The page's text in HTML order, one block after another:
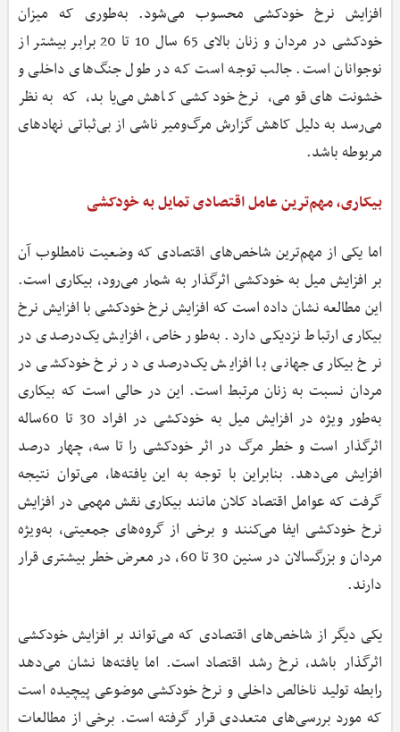
افزایش نرخ خودکشی محسوب می‌شود. به‌طوری که میزان
خودکشی در مردان و زنان بالای 65 سال 10 تا 20 برابر بیشتر از
نوجوانان است. جالب توجه است که در طول جنگ‌های داخلی و
خشونت‌های قومی، نرخ خودکشی کاهش می‌یابد، که به نظر
می‌رسد به دلیل کاهش گزارش مرگ‌ومیر ناشی از بی‌ثباتی نهادهای
مربوطه باشد.
بیکاری، مهم‌ترین عامل اقتصادی تمایل به خودکشی
اما یکی از مهم‌ترین شاخص‌های اقتصادی که وضعیت نامطلوب آن
بر افزایش میل به خودکشی اثرگذار به شمار می‌رود، بیکاری است.
این مطالعه نشان داده است که افزایش نرخ خودکشی با افزایش نرخ
بیکاری ارتباط نزدیکی دارد. به‌طور خاص، افزایش یک‌درصدی در
نرخ بیکاری جهانی با افزایش یک‌درصدی در نرخ خودکشی در
مردان نسبت به زنان مرتبط است. این در حالی است که بیکاری
به‌طور ویژه در افزایش میل به خودکشی در افراد 30 تا 60‌ساله
اثرگذار است و خطر مرگ در اثر خودکشی را تا سه، ‌چهار درصد
افزایش می‌دهد. بنابراین با توجه به این یافته‌ها، می‌توان نتیجه
گرفت که عوامل اقتصاد کلان مانند بیکاری نقش مهمی در افزایش
نرخ خودکشی ایفا می‌کنند و برخی از گروه‌های جمعیتی، به‌ویژه
مردان و بزرگسالان در سنین 30 تا 60، در معرض خطر بیشتری قرار
دارند.
یکی دیگر از شاخص‌های اقتصادی که می‌تواند بر افزایش خودکشی
اثرگذار باشد، نرخ رشد اقتصاد است. اما یافته‌ها نشان می‌دهد
رابطه تولید ناخالص داخلی و نرخ خودکشی موضوعی پیچیده است
که مورد بررسی‌های متعددی قرار گرفته است. برخی از مطالعات